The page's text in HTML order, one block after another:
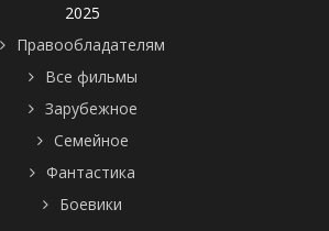
2025
Правообладателям
Все фильмы
Зарубежное
Семейное
Фантастика
Боевики